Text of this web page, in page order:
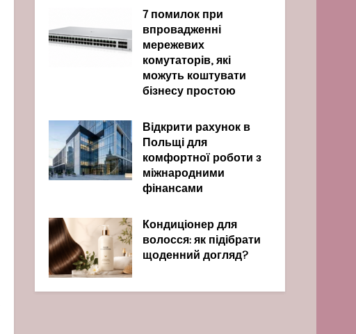
7 помилок при
впровадженні
мережевих
комутаторів, які
можуть коштувати
бізнесу простою
Відкрити рахунок в
Польщі для
комфортної роботи з
міжнародними
фінансами
Кондиціонер для
волосся: як підібрати
щоденний догляд?